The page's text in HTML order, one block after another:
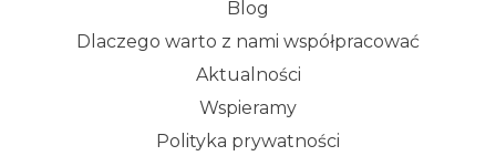
Blog
Dlaczego warto z nami współpracować
Aktualności
Wspieramy
Polityka prywatności